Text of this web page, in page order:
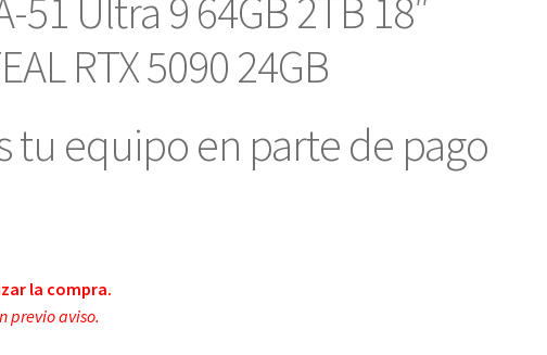
51 Ultra 9 64GB 2TB 18″
RTX 5090 24GB
tu equipo en parte de pago
la compra.
previo aviso.